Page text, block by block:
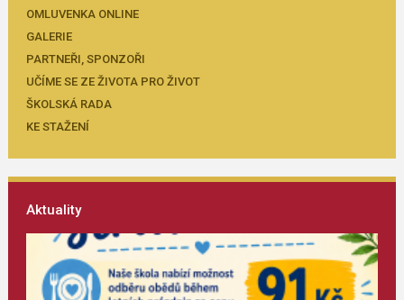
OMLUVENKA ONLINE
GALERIE
PARTNEŘI, SPONZOŘI
UČÍME SE ZE ŽIVOTA PRO ŽIVOT
ŠKOLSKÁ RADA
KE STAŽENÍ
Aktuality